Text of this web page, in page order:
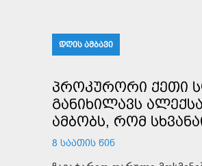
ᲓᲦᲘᲡ ᲐᲛᲑᲐᲕᲘ
ᲞᲠᲝᲙᲣᲠᲝᲠᲘ ᲥᲔᲗᲘ
ᲒᲐᲜᲘᲮᲘᲚᲐᲕᲡ
ᲐᲛᲑᲝᲑᲡ, ᲠᲝᲛ
8 ᲡᲐᲐᲗᲘᲡ ᲬᲘᲜ